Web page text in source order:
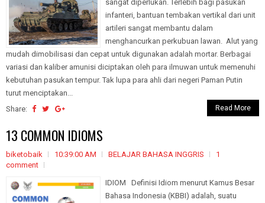
sangat diperlukan. Terlebih bagi pasukan
infanteri, bantuan tembakan vertikal dari unit
artileri sangat membantu dalam
menghancurkan perkubuan lawan. Alut yang
mudah dimobilisasi dan cepat untuk digunakan adalah mortar. Berbagai
variasi dan kaliber amunisi diciptakan oleh para ilmuwan untuk memenuhi
kebutuhan pasukan tempur. Tak lupa para ahli dari negeri Paman Putin
turut menciptakan...
Share:
Read More
13 COMMON IDIOMS
biketobaik 10:39:00 AM BELAJAR BAHASA INGGRIS
1
comment
IDIOM Definisi Idiom menurut Kamus Besar
Bahasa Indonesia (KBBI) adalah, suatu